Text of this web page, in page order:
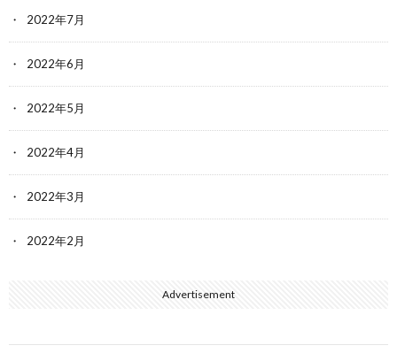
2022年7月
2022年6月
2022年5月
2022年4月
2022年3月
2022年2月
Advertisement